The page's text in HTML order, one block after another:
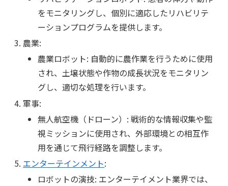
をモニタリングし、個別に適応したリハビリテ
ーションプログラムを提供します。
農業:
農業ロボット: 自動的に農作業を行うために使用
され、土壌状態や作物の成長状況をモニタリン
グし、適切な処理を行います。
軍事:
無人航空機（ドローン）: 戦術的な情報収集や監
視ミッションに使用され、外部環境との相互作
用を通じて飛行経路を調整します。
エンターテインメント:
ロボットの演技: エンターテイメント業界では、